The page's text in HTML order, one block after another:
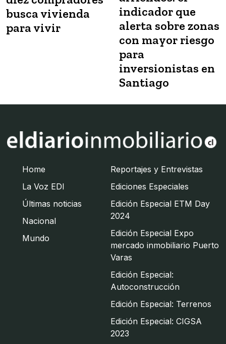
busca vivienda
para vivir
indicador que
alerta sobre zonas
con mayor riesgo
para
inversionistas en
Santiago
Home
La Voz EDI
Últimas noticias
Nacional
Mundo
Reportajes y Entrevistas
Ediciones Especiales
Edición Especial ETM Day
2024
Edición Especial Expo
mercado inmobiliario Puerto
Varas
Edición Especial:
Autoconstrucción
Edición Especial: Terrenos
Edición Especial: CIGSA
2023